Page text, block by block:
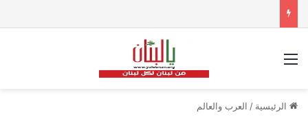
الرئيسية / العرب والعالم